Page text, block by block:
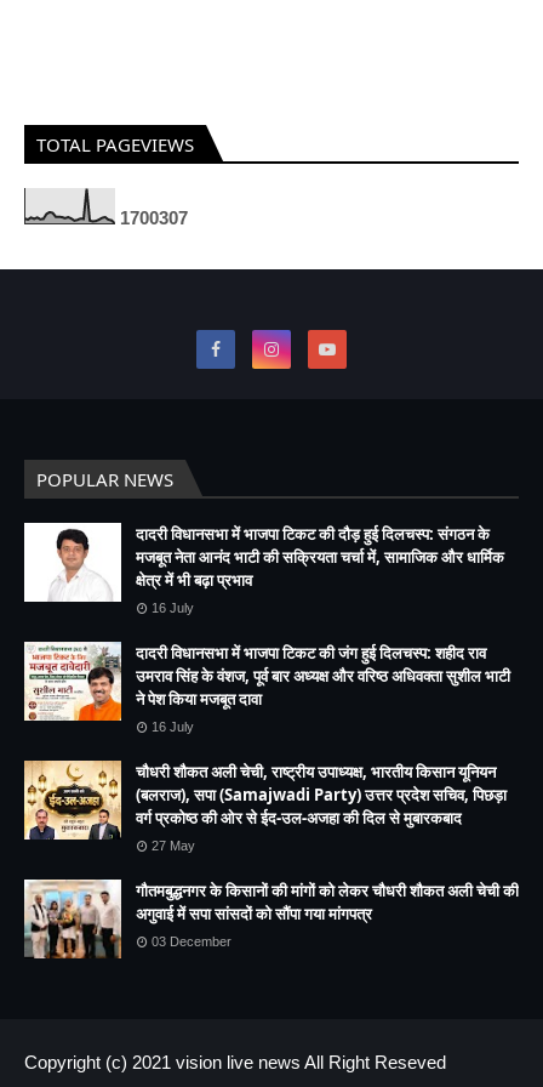
TOTAL PAGEVIEWS
1700307
POPULAR NEWS
दादरी विधानसभा में भाजपा टिकट की दौड़ हुई दिलचस्प: संगठन के
मजबूत नेता आनंद भाटी की सक्रियता चर्चा में, सामाजिक और धार्मिक
क्षेत्र में भी बढ़ा प्रभाव
16 July
दादरी विधानसभा में भाजपा टिकट की जंग हुई दिलचस्प: शहीद राव
उमराव सिंह के वंशज, पूर्व बार अध्यक्ष और वरिष्ठ अधिवक्ता सुशील भाटी
ने पेश किया मजबूत दावा
16 July
चौधरी शौकत अली चेची, राष्ट्रीय उपाध्यक्ष, भारतीय किसान यूनियन
(बलराज), सपा (Samajwadi Party) उत्तर प्रदेश सचिव, पिछड़ा
वर्ग प्रकोष्ठ की ओर से ईद-उल-अजहा की दिल से मुबारकबाद
27 May
गौतमबुद्धनगर के किसानों की मांगों को लेकर चौधरी शौकत अली चेची की
अगुवाई में सपा सांसदों को सौंपा गया मांगपत्र
03 December
Copyright (c) 2021 vision live news All Right Reseved